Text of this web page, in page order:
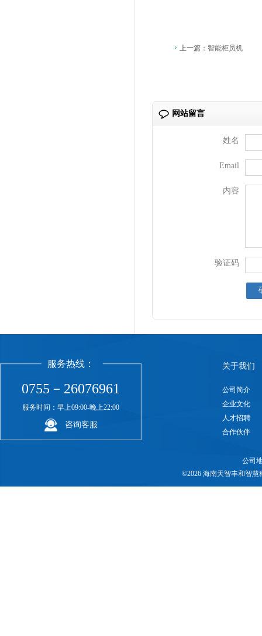
上一篇： 智能柜员机
网站留言
姓名
Email
内容
验证码
服务热线：
0755－26076961
服务时间：早上09:00-晚上22:00
咨询客服
关于我们
公司简介
企业文化
人才招聘
合作伙伴
公司
©2026 海南天智丰和智